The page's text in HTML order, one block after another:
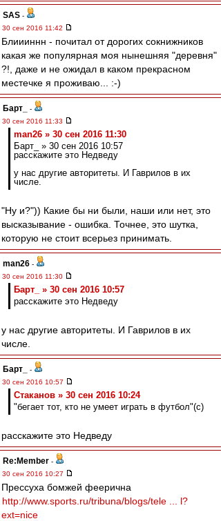
SAS -
30 сен 2016 11:42
Блиииннн - почитал от дорогих сокнижников
какая же популярная моя нынешняя "деревня"
?!, даже и не ожидал в каком прекрасном
местечке я проживаю... :-)
Барт_
-
30 сен 2016 11:33
man26 » 30 сен 2016 11:30
Барт_ » 30 сен 2016 10:57
расскажите это Недведу
у нас другие авторитеты. И Гаврилов в их
числе.
"Ну и?")) Какие бы ни были, наши или нет, это
высказывание - ошибка. Точнее, это шутка,
которую не стоит всерьез принимать.
man26 -
30 сен 2016 11:30
Барт_ » 30 сен 2016 10:57
расскажите это Недведу
у нас другие авторитеты. И Гаврилов в их
числе.
Барт_
-
30 сен 2016 10:57
Cтаканов » 30 сен 2016 10:24
"бегает тот, кто не умеет играть в футбол"(с)
расскажите это Недведу
Re:Member -
30 сен 2016 10:27
Прессуха бомжей феерична
http://www.sports.ru/tribuna/blogs/tele ... l?
ext=nice